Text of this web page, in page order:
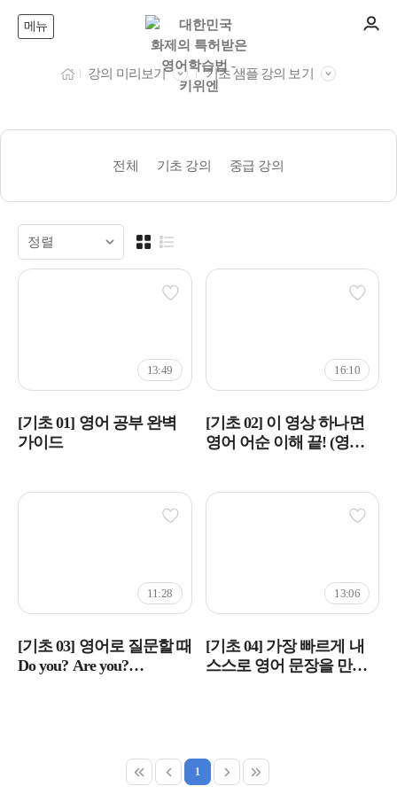
메뉴
강의 미리보기 기초 샘플 강의 보기
전체 기초 강의 중급 강의
13:49
[기초 01] 영어 공부 완벽
가이드
16:10
[기초 02] 이 영상 하나면
영어 어순 이해 끝! (영어
11:28
[기초 03] 영어로 질문할 때
Do you? Are you?
13:06
[기초 04] 가장 빠르게 내
스스로 영어 문장을 만들
1